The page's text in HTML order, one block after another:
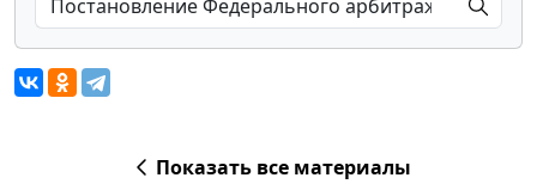
Показать все материалы